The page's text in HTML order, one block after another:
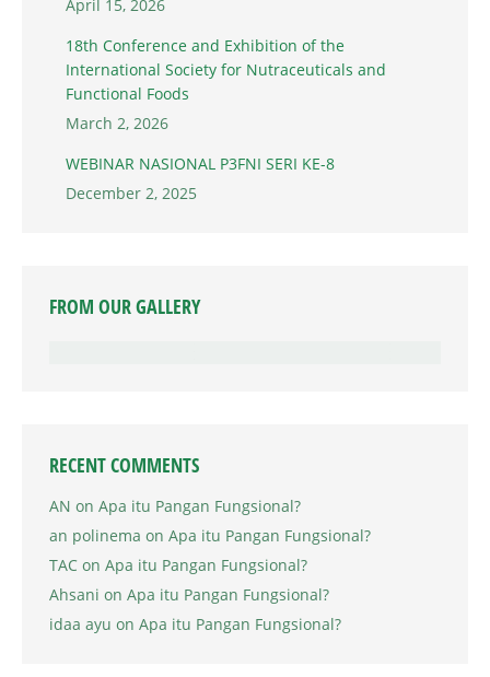
April 15, 2026
18th Conference and Exhibition of the
International Society for Nutraceuticals and
Functional Foods
March 2, 2026
WEBINAR NASIONAL P3FNI SERI KE-8
December 2, 2025
FROM OUR GALLERY
RECENT COMMENTS
AN on Apa itu Pangan Fungsional?
an polinema on Apa itu Pangan Fungsional?
TAC on Apa itu Pangan Fungsional?
Ahsani on Apa itu Pangan Fungsional?
idaa ayu on Apa itu Pangan Fungsional?